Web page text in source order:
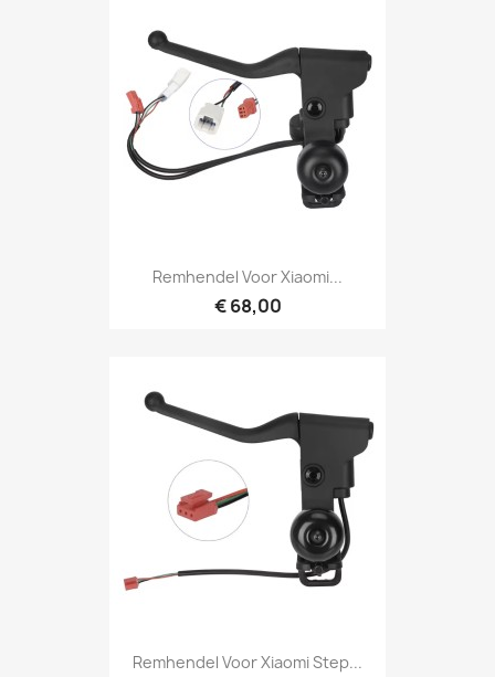
Remhendel Voor Xiaomi...
€ 68,00
Remhendel Voor Xiaomi Step...